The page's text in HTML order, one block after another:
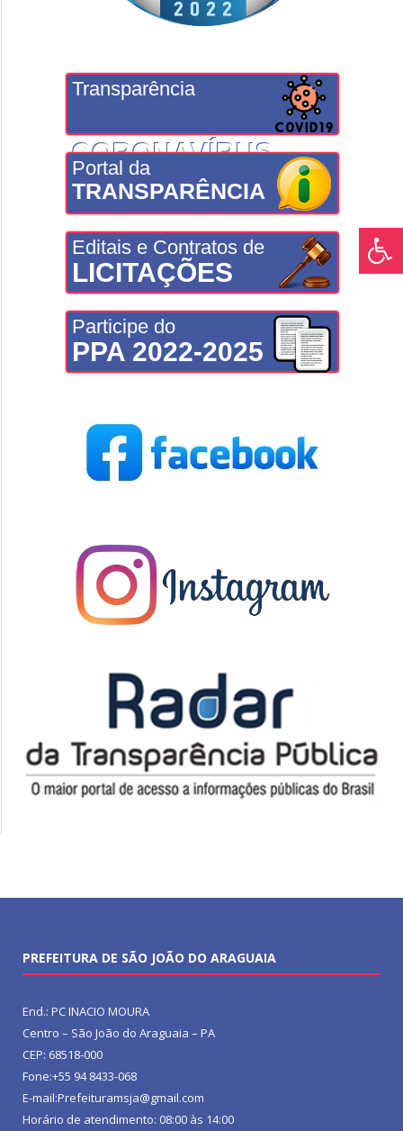
Transparência
CORONAVÍRUS
Portal da
TRANSPARÊNCIA
Editais e Contratos de
LICITAÇÕES
Participe do
PPA 2022-2025
PREFEITURA DE SÃO JOÃO DO ARAGUAIA
End.: PC INACIO MOURA
Centro – São João do Araguaia – PA
CEP: 68518-000
Fone:+55 94 8433-068
E-mail:Prefeituramsja@gmail.com
Horário de atendimento: 08:00 às 14:00